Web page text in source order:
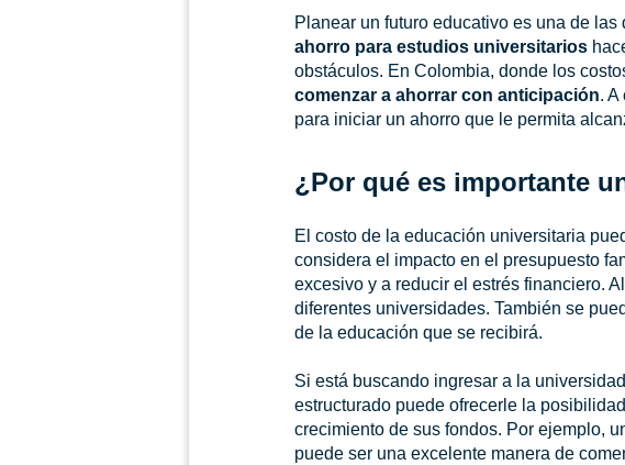
Planear un futuro educativo es una de
ahorro para estudios universitarios
obstáculos. En Colombia, donde los
comenzar a ahorrar con anticipación.
para iniciar un ahorro que le permita
¿Por qué es importante
El costo de la educación universitaria
considera el impacto en el presupuesto
excesivo y a reducir el estrés financiero. Al
diferentes universidades. También se
de la educación que se recibirá.
Si está buscando ingresar a la
estructurado puede ofrecerle la
crecimiento de sus fondos. Por ejemplo,
puede ser una excelente manera de